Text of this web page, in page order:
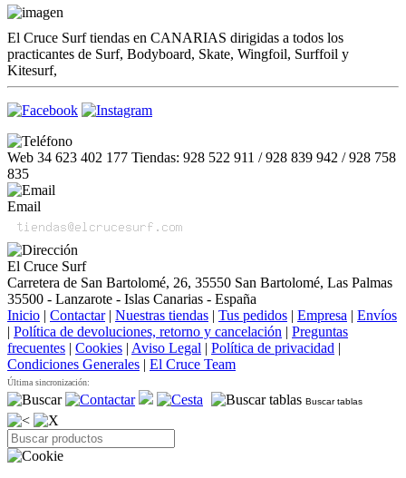
El Cruce Surf tiendas en CANARIAS dirigidas a todos los
practicantes de Surf, Bodyboard, Skate, Wingfoil, Surffoil y
Kitesurf,
Web 34 623 402 177 Tiendas: 928 522 911 / 928 839 942 / 928 758
835
Email
El Cruce Surf
Carretera de San Bartolomé, 26, 35550 San Bartolomé, Las Palmas
35500 - Lanzarote - Islas Canarias - España
Inicio | Contactar | Nuestras tiendas | Tus pedidos | Empresa | Envíos
| Política de devoluciones, retorno y cancelación | Preguntas
frecuentes | Cookies | Aviso Legal | Política de privacidad |
Condiciones Generales | El Cruce Team
Última sincronización:
Buscar tablas